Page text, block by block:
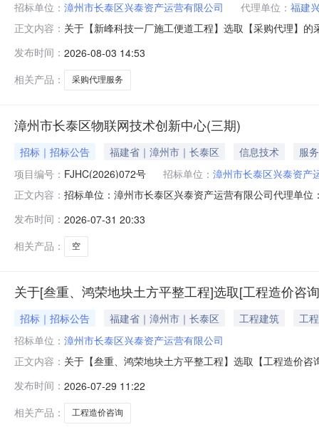
招标单位： 漳州市长泰区兴泰资产运营有限公司 代理单位： 福建
正文内容： 关于【新峰科技一厂施工便道工程】选取【采购代理】
务事项：采购代理服务时限：中选人收到中选确认书后
金
发布时间： 2026-08-03 14:53
相关产品：
采购代理服务
漳州市长泰区物联网技术创新中心(三期)
招标｜招标公告 福建省｜漳州市｜长泰区 信息技术
服务
项目编号： FJHC(2026)072号 招标单位： 漳州市长泰区兴泰资产
正文内容： 招标单位：漳州市长泰区兴泰资产运营有限公司代理单
（https://www.enjoy5191.com/）获取招标文件，并于
发布时间： 2026-07-31 20:33
相关产品：
空
关于[叁重、鸿荣地块土方平整工程]选取[工程造价咨
招标｜招标公告 福建省｜漳州市｜长泰区 工程建筑
工程
招标单位： 漳州市长泰区兴泰资产运营有限公司
正文内容： 关于【叁重、鸿荣地块土方平整工程】选取【工程造价
2634891.17服务事项：工程造价咨询服务时限：中选人
围
发布时间： 2026-07-29 11:22
相关产品：
工程造价咨询